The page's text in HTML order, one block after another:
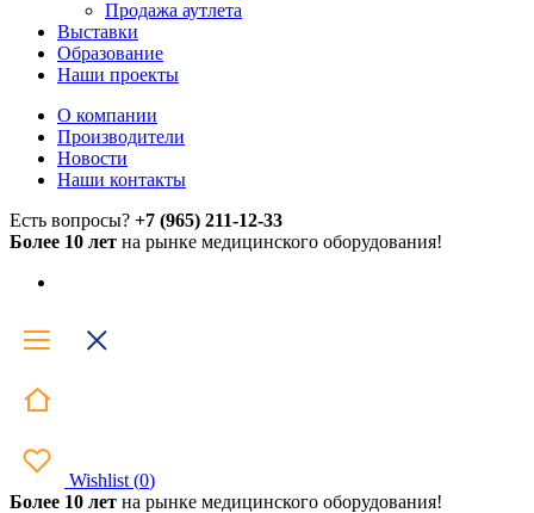
Продажа аутлета
Выставки
Образование
Наши проекты
О компании
Производители
Новости
Наши контакты
Есть вопросы? +7 (965) 211-12-33
Более 10 лет на рынке медицинского оборудования!
Wishlist (0)
Более 10 лет на рынке медицинского оборудования!